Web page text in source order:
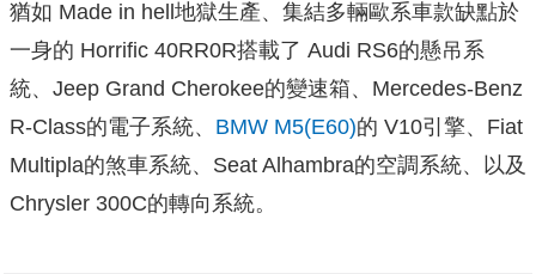
猶如 Made in hell地獄生產、集結多輛歐系車款缺點於
一身的 Horrific 40RR0R搭載了 Audi RS6的懸吊系
統、Jeep Grand Cherokee的變速箱、Mercedes-Benz
R-Class的電子系統、 BMW M5(E60)的 V10引擎、Fiat
Multipla的煞車系統、Seat Alhambra的空調系統、以及
Chrysler 300C的轉向系統。